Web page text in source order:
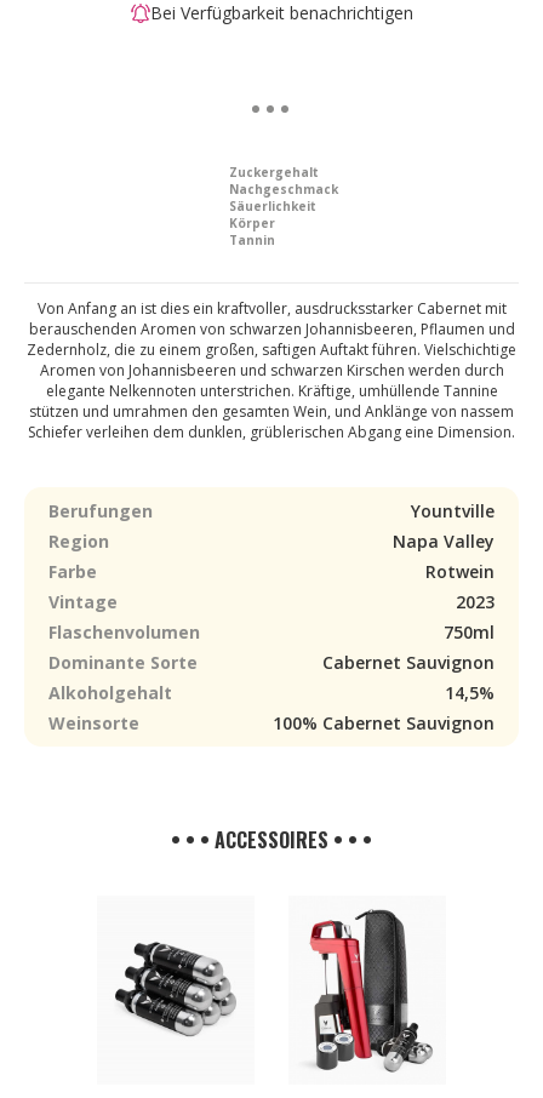
Bei Verfügbarkeit benachrichtigen
Zuckergehalt
Nachgeschmack
Säuerlichkeit
Körper
Tannin
Von Anfang an ist dies ein kraftvoller, ausdrucksstarker Cabernet mit
berauschenden Aromen von schwarzen Johannisbeeren, Pflaumen und
Zedernholz, die zu einem großen, saftigen Auftakt führen. Vielschichtige
Aromen von Johannisbeeren und schwarzen Kirschen werden durch
elegante Nelkennoten unterstrichen. Kräftige, umhüllende Tannine
stützen und umrahmen den gesamten Wein, und Anklänge von nassem
Schiefer verleihen dem dunklen, grüblerischen Abgang eine Dimension.
Berufungen
Yountville
Region
Napa Valley
Farbe
Rotwein
Vintage
2023
Flaschenvolumen
750ml
Dominante Sorte
Cabernet Sauvignon
Alkoholgehalt
14,5%
Weinsorte
100% Cabernet Sauvignon
• • • ACCESSOIRES • • •